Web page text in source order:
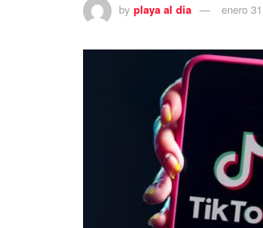
by playa al dia enero